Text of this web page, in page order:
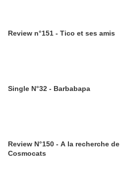
Review n°151 - Tico et ses amis
Single N°32 - Barbabapa
Review N°150 - A la recherche de
Cosmocats